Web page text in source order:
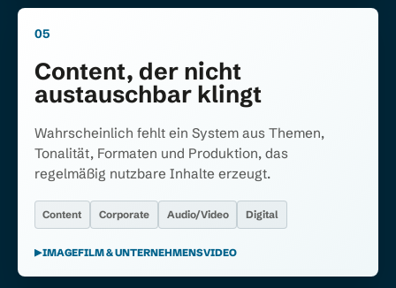
05
Content, der nicht
austauschbar klingt
Wahrscheinlich fehlt ein System aus Themen,
Tonalität, Formaten und Produktion, das
regelmäßig nutzbare Inhalte erzeugt.
Content Corporate Audio/Video Digital
IMAGEFILM & UNTERNEHMENSVIDEO